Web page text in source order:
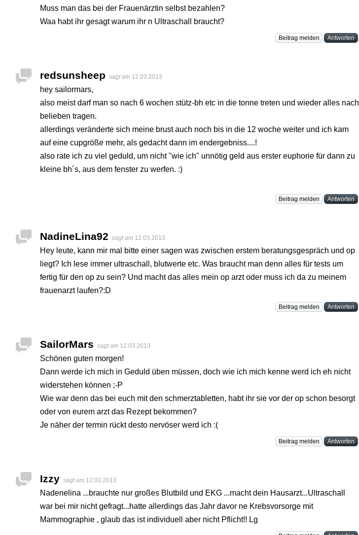
Muss man das bei der Frauenärztin selbst bezahlen?
Waa habt ihr gesagt warum ihr n Ultraschall braucht?
Beitrag melden Antworten
redsunsheep sagt am 12.03.2013
hey sailormars,
also meist darf man so nach 6 wochen stütz-bh etc in die tonne treten und wieder alles nach
belieben tragen.
allerdings veränderte sich meine brust auch noch bis in die 12 woche weiter und ich kam
auf eine cupgröße mehr, als gedacht dann im endergebniss....!
also rate ich zu viel geduld, um nicht "wie ich" unnötig geld aus erster euphorie für dann zu
kleine bh´s, aus dem fenster zu werfen. :)
Beitrag melden Antworten
NadineLina92 sagt am 12.03.2013
Hey leute, kann mir mal bitte einer sagen was zwischen erstem beratungsgespräch und op
liegt? Ich lese immer ultraschall, blutwerte etc. Was braucht man denn alles für tests um
fertig für den op zu sein? Und macht das alles mein op arzt oder muss ich da zu meinem
frauenarzt laufen?:D
Beitrag melden Antworten
SailorMars sagt am 12.03.2013
Schönen guten morgen!
Dann werde ich mich in Geduld üben müssen, doch wie ich mich kenne werd ich eh nicht
widerstehen können ;-P
Wie war denn das bei euch mit den schmerztabletten, habt ihr sie vor der op schon besorgt
oder von eurem arzt das Rezept bekommen?
Je näher der termin rückt desto nervöser werd ich :(
Beitrag melden Antworten
Izzy sagt am 12.03.2013
Nadenelina ...brauchte nur großes Blutbild und EKG ...macht dein Hausarzt...Ultraschall
war bei mir nicht gefragt...hatte allerdings das Jahr davor ne Krebsvorsorge mit
Mammographie , glaub das ist individuell aber nicht Pflicht!! Lg